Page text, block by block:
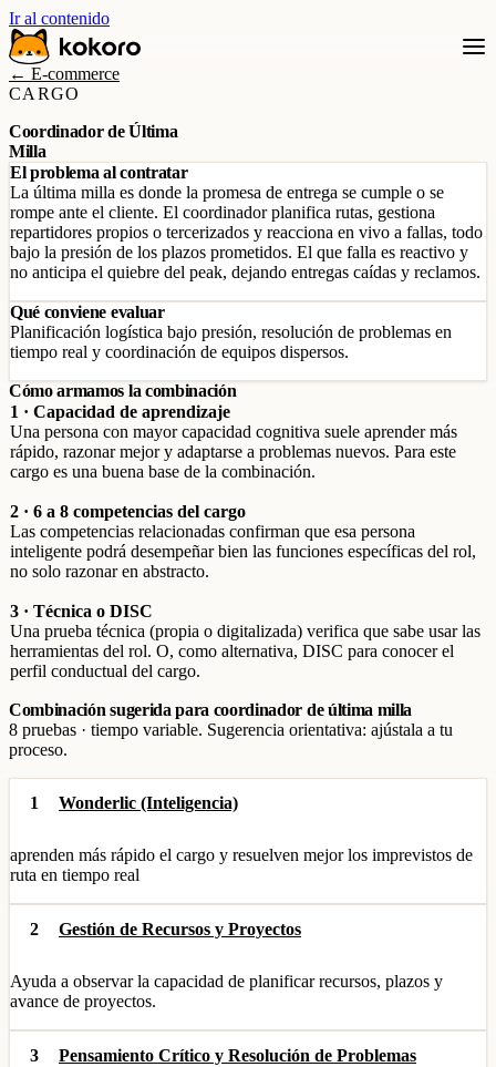
Ir al contenido
← E-commerce
CARGO
Coordinador de Última
Milla
El problema al contratar
La última milla es donde la promesa de entrega se cumple o se
rompe ante el cliente. El coordinador planifica rutas, gestiona
repartidores propios o tercerizados y reacciona en vivo a fallas, todo
bajo la presión de los plazos prometidos. El que falla es reactivo y
no anticipa el quiebre del peak, dejando entregas caídas y reclamos.
Qué conviene evaluar
Planificación logística bajo presión, resolución de problemas en
tiempo real y coordinación de equipos dispersos.
Cómo armamos la combinación
1 · Capacidad de aprendizaje
Una persona con mayor capacidad cognitiva suele aprender más
rápido, razonar mejor y adaptarse a problemas nuevos. Para este
cargo es una buena base de la combinación.
2 · 6 a 8 competencias del cargo
Las competencias relacionadas confirman que esa persona
inteligente podrá desempeñar bien las funciones específicas del rol,
no solo razonar en abstracto.
3 · Técnica o DISC
Una prueba técnica (propia o digitalizada) verifica que sabe usar las
herramientas del rol. O, como alternativa, DISC para conocer el
perfil conductual del cargo.
Combinación sugerida para coordinador de última milla
8 pruebas · tiempo variable. Sugerencia orientativa: ajústala a tu
proceso.
1 Wonderlic (Inteligencia)
aprenden más rápido el cargo y resuelven mejor los imprevistos de
ruta en tiempo real
2 Gestión de Recursos y Proyectos
Ayuda a observar la capacidad de planificar recursos, plazos y
avance de proyectos.
3 Pensamiento Crítico y Resolución de Problemas